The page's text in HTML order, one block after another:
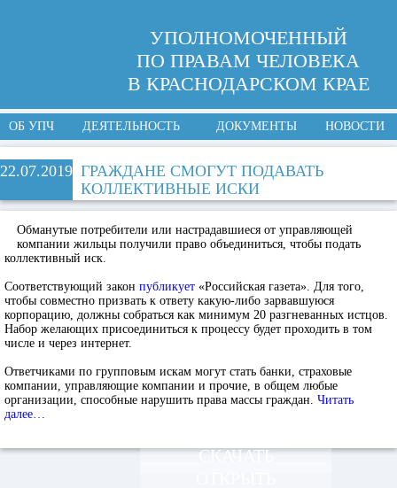
УПОЛНОМОЧЕННЫЙ
ПО ПРАВАМ ЧЕЛОВЕКА
В КРАСНОДАРСКОМ КРАЕ
ОБ УПЧ ДЕЯТЕЛЬНОСТЬ ДОКУМЕНТЫ НОВОСТИ
22.07.2019 ГРАЖДАНЕ СМОГУТ ПОДАВАТЬ
КОЛЛЕКТИВНЫЕ ИСКИ
Обманутые потребители или настрадавшиеся от управляющей
компании жильцы получили право объединиться, чтобы подать
коллективный иск.
Соответствующий закон публикует «Российская газета». Для того,
чтобы совместно призвать к ответу какую-либо зарвавшуюся
корпорацию, должны собраться как минимум 20 разгневанных истцов.
Набор желающих присоединиться к процессу будет проходить в том
числе и через интернет.
Ответчиками по групповым искам могут стать банки, страховые
компании, управляющие компании и прочие, в общем любые
организации, способные нарушить права массы граждан. Читать
далее…
СКАЧАТЬ